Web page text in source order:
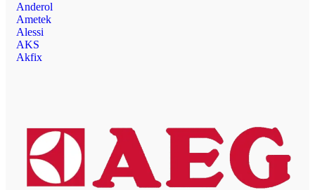
Anderol
Ametek
Alessi
AKS
Akfix